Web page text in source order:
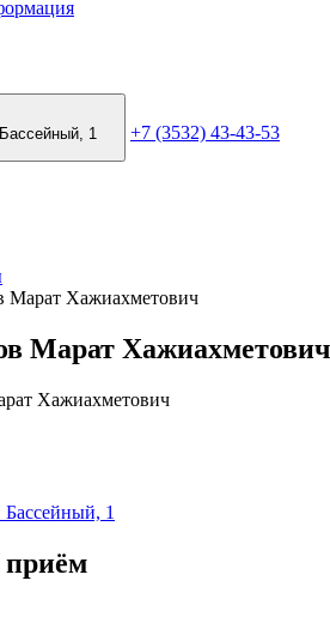
1 +7 (3532) 43-43-53
Марат Хажиахметович
Марат Хажиахметович
Бассейный, 1